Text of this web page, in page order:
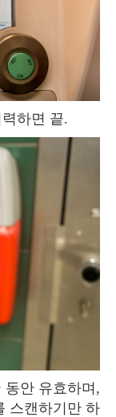
력하면 끝.
스캔하기만 하